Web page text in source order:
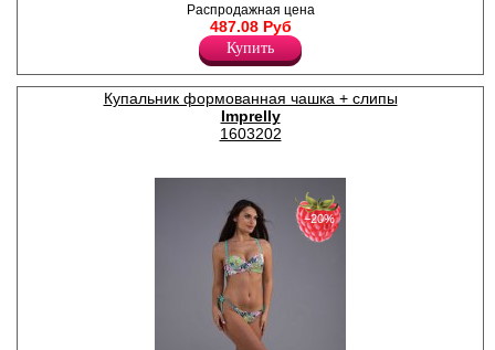
Купальник женский
раздельный. Бюстгальтер с
формованными чашками, на
косточках. Бретели
регулируются по длине,
несъемные, имеют три
положения ( обычное, крест
на крест, вокруг шеи ). Трусы-
бикини на завязках.
Распродажная цена
487.08 Руб
Купить
Купальник формованная чашка + слипы
Imprelly
1603202
−20%